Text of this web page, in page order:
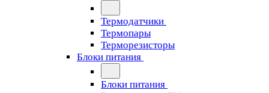
Термодатчики
Термопары
Терморезисторы
Блоки питания
Блоки питания